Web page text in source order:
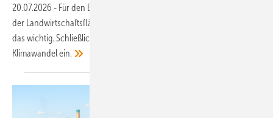
20.07.2026 - Für den Bau dieser Leistung müssten nur fünf Prozent
der Landwirtschaftsfläche doppelt genutzt werden. Für Kroatien ist
das wichtig. Schließlich büßt der Balkanstaat viel BIP durch den
Klimawandelein.